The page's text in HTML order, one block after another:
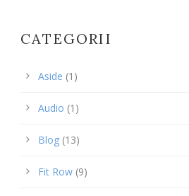
CATEGORII
Aside (1)
Audio (1)
Blog (13)
Fit Row (9)